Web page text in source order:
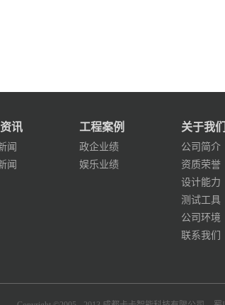
讯
闻
闻
工程案例
政企业绩
娱乐业绩
关于我们
公司简介
资质荣誉
设计能力
测试工具
公司环境
联系我们